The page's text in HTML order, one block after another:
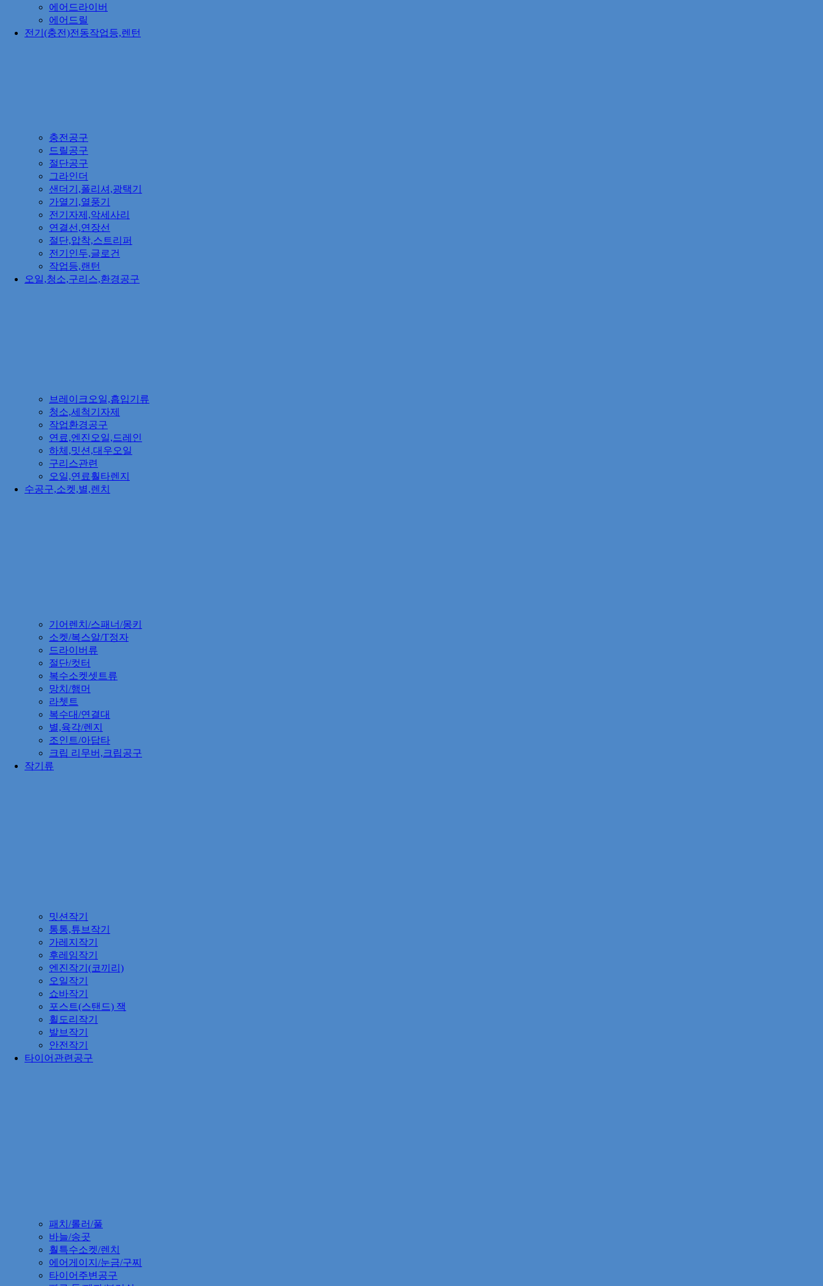
에어드라이버
에어드릴
전기(충전)전동작업등,렌턴
충전공구
드릴공구
절단공구
그라인더
샌더기,폴리셔,광택기
가열기,열풍기
전기자제,악세사리
연결선,연장선
절단,압착,스트리퍼
전기인두,글로건
작업등,랜턴
오일,청소,구리스,환경공구
브레이크오일,흡입기류
청소,세척기자제
작업환경공구
연료,엔진오일,드레인
하체,밋션,대우오일
구리스관련
오일,연료훨타렌지
수공구,소켓,별,렌치
기어렌치/스패너/몽키
소켓/복스알/T정자
드라이버류
절단/컷터
복수소켓셋트류
망치/햄머
라쳇트
복수대/연결대
별,육각/렌지
조인트/아답타
크립 리무버,크립공구
작기류
밋션작기
통통,튜브작기
가레지작기
후레임작기
엔진작기(코끼리)
오일작기
쇼바작기
포스트(스탠드) 잭
휠도리작기
발브작기
안전작기
타이어관련공구
패치/롤러/풀
바늘/송곳
훨특수소켓/렌치
에어게이지/눈금/구찌
타이어주변공구